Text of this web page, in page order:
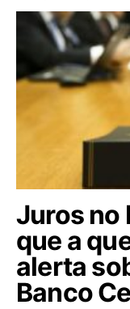
Juros no
que a
alerta
Banco